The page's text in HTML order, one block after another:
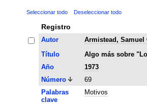
Seleccionar todo Deseleccionar todo
Registro
Autor Armistead, Samuel
Título
Algo más sobre
Año
1973
Número
69
Palabras
clave
Motivos